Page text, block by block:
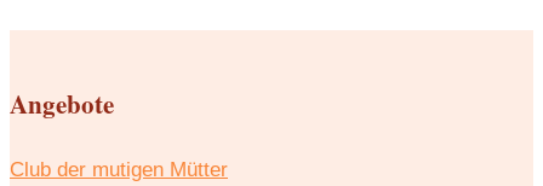
Angebote
Club der mutigen Mütter